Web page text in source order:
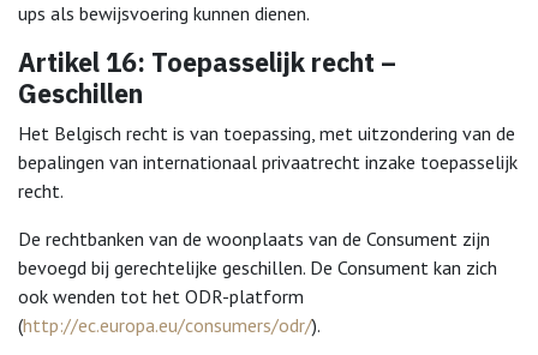
ups als bewijsvoering kunnen dienen.
Artikel 16: Toepasselijk recht –
Geschillen
Het Belgisch recht is van toepassing, met uitzondering van de
bepalingen van internationaal privaatrecht inzake toepasselijk
recht.
De rechtbanken van de woonplaats van de Consument zijn
bevoegd bij gerechtelijke geschillen. De Consument kan zich
ook wenden tot het ODR-platform
(http://ec.europa.eu/consumers/odr/).